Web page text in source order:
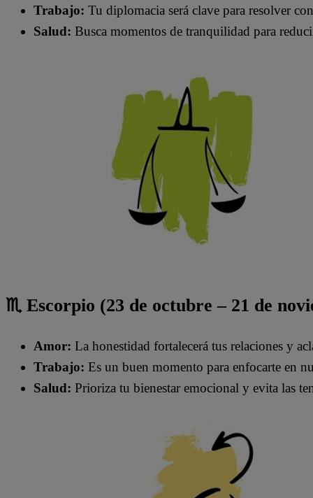
Trabajo: Tu diplomacia será clave para resolver
Salud: Busca momentos de tranquilidad para
♏ Escorpio (23 de octubre – 21 de
Amor: La honestidad fortalecerá tus relaciones y
Trabajo: Es un buen momento para enfocarte en
Salud: Prioriza tu bienestar emocional y evita las